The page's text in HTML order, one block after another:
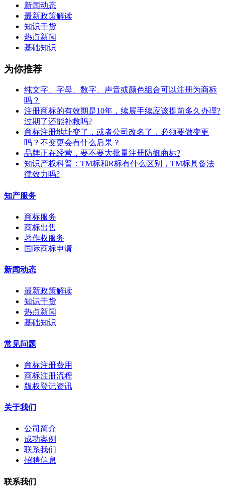
新闻动态
最新政策解读
知识干货
热点新闻
基础知识
为你推荐
纯文字、字母、数字、声音或颜色组合可以注册为商标
吗？
注册商标的有效期是10年，续展手续应该提前多久办理?
过期了还能补救吗?
商标注册地址变了，或者公司改名了，必须要做变更
吗？不变更会有什么后果？
​品牌正在经营，要不要大批量注册防御商标?
知识产权科普：TM标和R标有什么区别，TM标具备法
律效力吗?
知产服务
商标服务
商标出售
著作权服务
国际商标申请
新闻动态
最新政策解读
知识干货
热点新闻
基础知识
常见问题
商标注册费用
商标注册流程
版权登记资讯
关于我们
公司简介
成功案例
联系我们
招聘信息
联系我们